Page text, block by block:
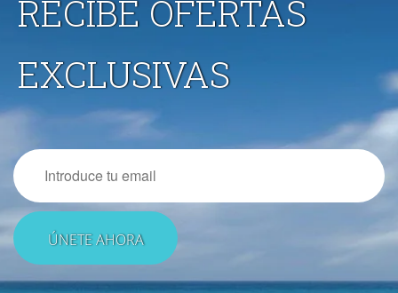
RECIBE OFERTAS
EXCLUSIVAS
Email